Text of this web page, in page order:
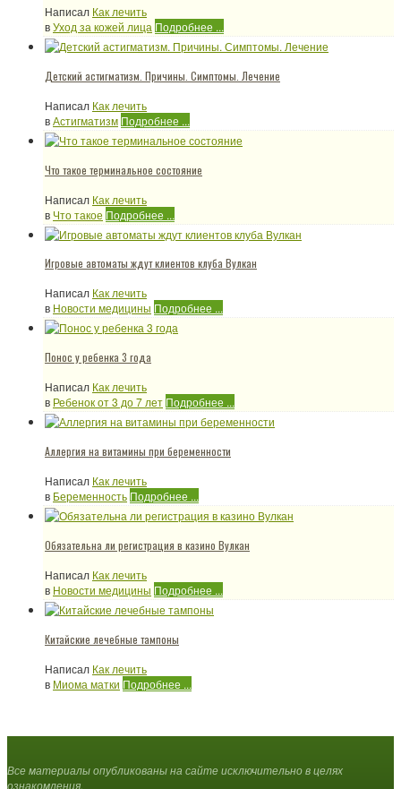
Написал Как лечить
вУход за кожей лица Подробнее ...
Детский астигматизм. Причины. Симптомы. Лечение
Написал Как лечить
вАстигматизм Подробнее ...
Что такое терминальное состояние
Написал Как лечить
в Что такое Подробнее ...
Игровые автоматы ждут клиентов клуба Вулкан
Написал Как лечить
в Новости медицины Подробнее ...
Понос у ребенка 3 года
Написал Как лечить
в Ребенок от 3 до 7 лет Подробнее ...
Аллергия на витамины при беременности
Написал Как лечить
в Беременность Подробнее ...
Обязательна ли регистрация в казино Вулкан
Написал Как лечить
в Новости медицины Подробнее ...
Китайские лечебные тампоны
Написал Как лечить
в Миома матки Подробнее ...
Все материалы опубликованы на сайте исключительно в целях
ознакомления.